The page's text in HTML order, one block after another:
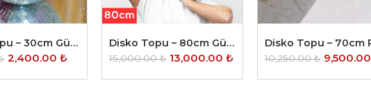
Disko Topu – 30cm Gümüş
2,400.00 ₺
Disko Topu – 80cm Gümüş
15,000.00₺ 13,000.00 ₺ 10,250.00₺ 9,500.00